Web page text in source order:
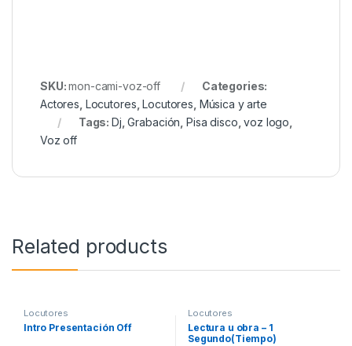
SKU:mon-cami-voz-off
Categories:
Actores Locutores ,Locutores Música y arte
Tags:Dj ,Grabación Pisa disco ,voz logo
Voz off
Related products
Locutores
Intro Presentación Off
Locutores
Lectura u obra – 1
Segundo(Tiempo)